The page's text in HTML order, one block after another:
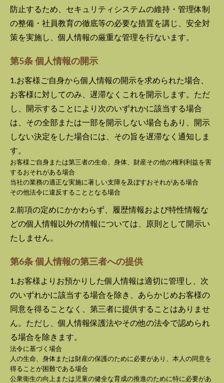
防止するため、セキュリティシステムの維持・管理体制
の整備・社員教育の徹底等の必要な措置を講じ、安全対
策を実施し、個人情報の厳重な管理を行ないます。
第5条 個人情報の開示
1.お客様ご自身から個人情報の開示を求められた場合、
お客様に対してのみ、遅滞なくこれを開示します。ただ
し、開示することにより次のいずれかに該当する場合
は、その全部または一部を開示しない場合もあり、開示
しない決定をした場合には、その旨を遅滞なく通知しま
す。
お客様ご自身または第三者の生命、身体、財産その他の権利利益を害
するおそれがある場合
当社の業務の適正な実施に著しい支障を及ぼすおそれがある場合
その他法令に違反することとなる場合
2.前項の定めにかかわらず、履歴情報および特性情報な
どの個人情報以外の情報については、原則として開示い
たしません。
第6条 個人情報の第三者への提供
1.お客様よりお預かりした個人情報は適切に管理し、次
のいずれかに該当する場合を除き、あらかじめお客様の
同意を得ることなく、第三者に提供することはありませ
ん。ただし、個人情報保護法やその他の法令で認められ
る場合を除きます。
法令に基づく場合
人の生命、身体または財産の保護のために必要があり、本人の同意を
得ることが困難である場合
公衆衛生の向上または児童の健全な育成の推進のために特に必要があ